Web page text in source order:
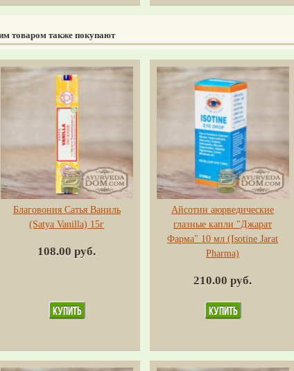
товаром также покупают
Благовония Сатья Ваниль
(Satya Vanilla) 15г
108.00 руб.
Айсотин аюрведические
глазные капли "Джарат
Фарма" 10 мл (Isotine Jarat
Pharma)
210.00 руб.